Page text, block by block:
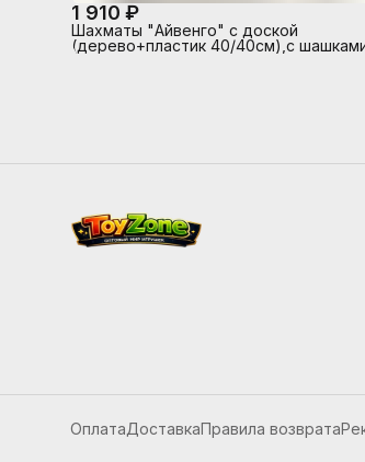
1 910 ₽
Шахматы "Айвенго" с доской
(дерево+пластик 40/40см),с
ОплатаДоставкаПравила возврата